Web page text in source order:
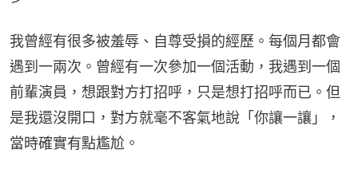
我曾經有很多被羞辱、自尊受損的經歷。每個月都會
遇到一兩次。曾經有一次參加一個活動，我遇到一個
前輩演員，想跟對方打招呼，只是想打招呼而已。但
是我還沒開口，對方就毫不客氣地說「你讓一讓」，
當時確實有點尷尬。